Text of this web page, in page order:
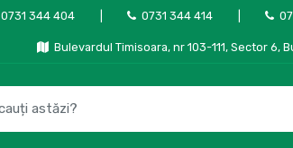
0731 344 404 0731 344 414
Bulevardul Timisoara, nr 103-111, Sector 6,